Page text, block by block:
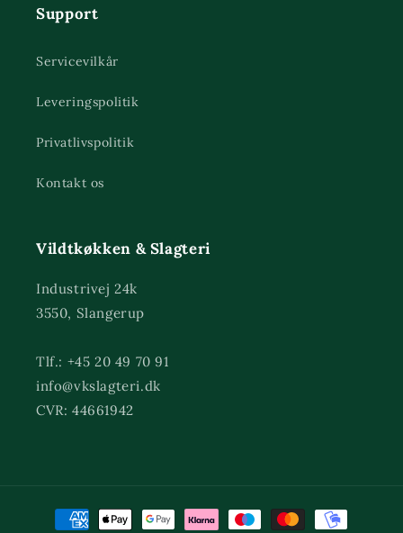
Support
Servicevilkår
Leveringspolitik
Privatlivspolitik
Kontakt os
Vildtkøkken & Slagteri
Industrivej 24k
3550, Slangerup
Tlf.: +45 20 49 70 91
info@vkslagteri.dk
CVR: 44661942
Betalingsmetoder